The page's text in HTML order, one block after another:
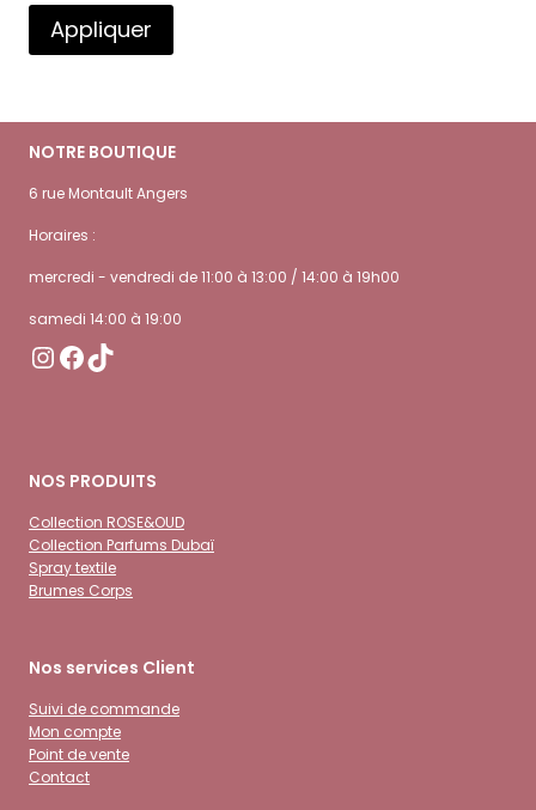
Appliquer
NOTRE BOUTIQUE
6 rue Montault Angers
Horaires :
mercredi - vendredi de 11:00 à 13:00 / 14:00 à 19h00
samedi 14:00 à 19:00
Instagram
Facebook
TikTok
NOS PRODUITS
Collection ROSE&OUD
Collection Parfums Dubaï
Spray textile
Brumes Corps
Nos services Client
Suivi de commande
Mon compte
Point de vente
Contact